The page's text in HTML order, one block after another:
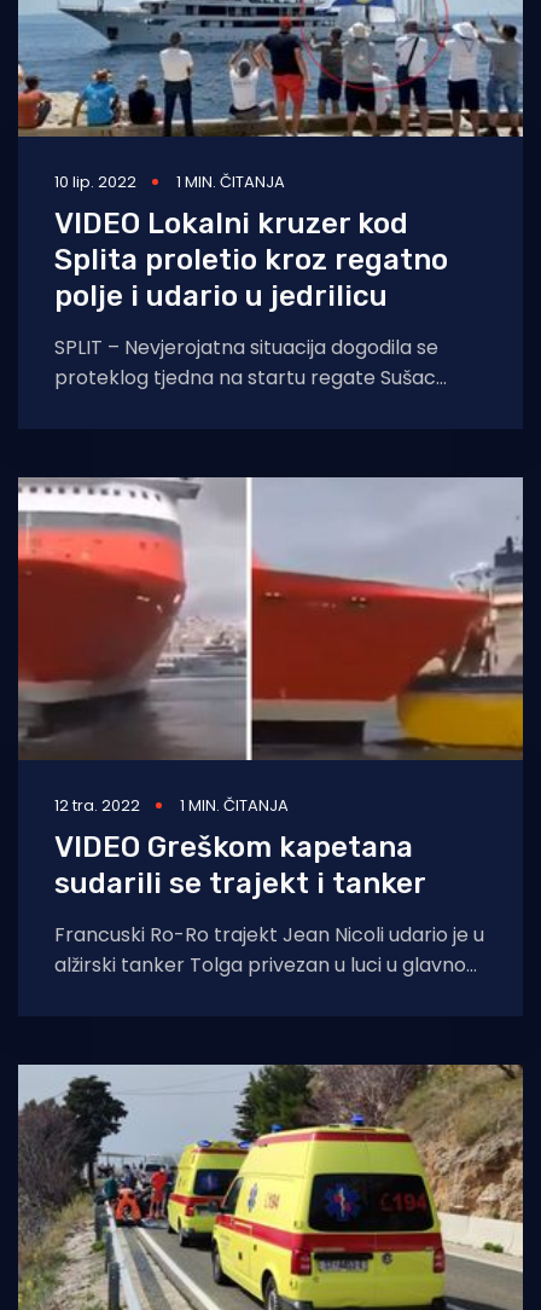
10 lip. 2022 1 MIN. ČITANJA
VIDEO Lokalni kruzer kod
Splita proletio kroz regatno
polje i udario u jedrilicu
SPLIT – Nevjerojatna situacija dogodila se
proteklog tjedna na startu regate Sušac
splitskog Sustipana,
12 tra. 2022 1 MIN. ČITANJA
VIDEO Greškom kapetana
sudarili se trajekt i tanker
Francuski Ro-Ro trajekt Jean Nicoli udario je u
alžirski tanker Tolga privezan u luci u glavnom